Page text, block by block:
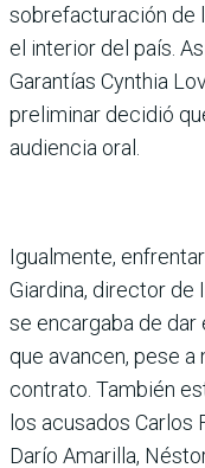
sobrefacturación de
el interior del país.
Garantías Cynthia
preliminar decidió
audiencia oral.
Igualmente,
Giardina, director de
se encargaba de dar
que avancen, pese a
contrato. También
los acusados Carlos
Darío Amarilla,